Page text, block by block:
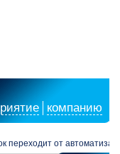
компанию
от